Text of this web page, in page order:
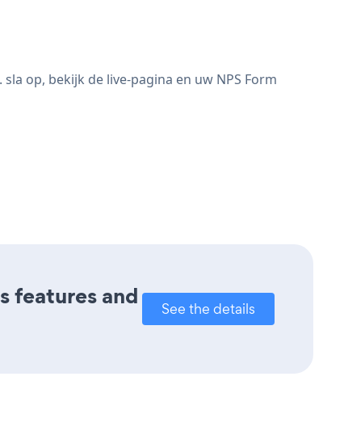
op, bekijk de live-pagina en uw NPS Form
features and
See the details